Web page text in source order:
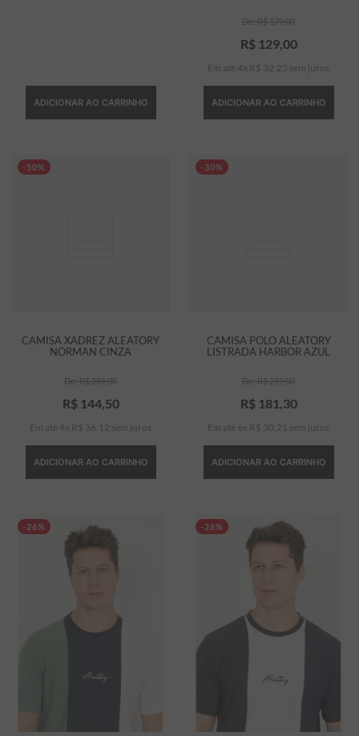
ADICIONAR AO CARRINHO
R$179,00
R$ 129,00
Em até 4 x R$ 32 25 sem juros
ADICIONAR AO CARRINHO
-50%
CAMISA XADREZ ALEATORY
NORMAN CINZA
R$289,00
R$ 144,50
Em até 4 x R$ 36 12 sem juros
ADICIONAR AO CARRINHO
-30%
CAMISA POLO ALEATORY
LISTRADA HARBOR AZUL
R$259,00
R$ 181,30
Em até 6 x R$ 30 21 sem juros
ADICIONAR AO CARRINHO
-26% -26%